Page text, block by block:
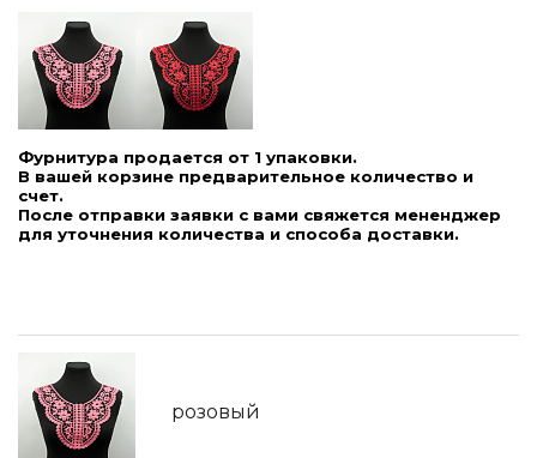
Фурнитура продается от 1 упаковки.
В вашей корзине предварительное количество и
счет.
После отправки заявки с вами свяжется мененджер
для уточнения количества и способа доставки.
розовый